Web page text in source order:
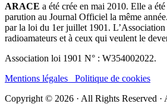
ARACE a été crée en mai 2010. Elle a
parution au Journal Officiel la même
par la loi du 1er juillet 1901. L’Association
radioamateurs et à ceux qui veulent le
Association loi 1901 N° : W354002022.
Mentions légales Politique de cookies
Copyright © 2026 · All Rights Reserved ·